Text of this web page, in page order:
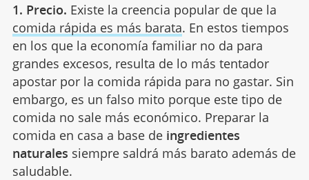
1. Precio. Existe la creencia popular de que la
comida rápida es más barata. En estos tiempos
en los que la economía familiar no da para
grandes excesos, resulta de lo más tentador
apostar por la comida rápida para no gastar. Sin
embargo, es un falso mito porque este tipo de
comida no sale más económico. Preparar la
comida en casa a base de ingredientes
naturales siempre saldrá más barato además de
saludable.